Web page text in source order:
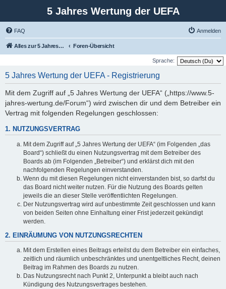
5 Jahres Wertung der UEFA
FAQ Anmelden
Alles zur 5 Jahreswertung / Tabelle der UEFA mit vielen Statistiken. Foren-Übersicht
Sprache:
5 Jahres Wertung der UEFA - Registrierung
Mit dem Zugriff auf „5 Jahres Wertung der UEFA“ („https://www.5-
jahres-wertung.de/Forum“) wird zwischen dir und dem Betreiber ein
Vertrag mit folgenden Regelungen geschlossen:
1. NUTZUNGSVERTRAG
Mit dem Zugriff auf „5 Jahres Wertung der UEFA“ (im Folgenden „das
Board“) schließt du einen Nutzungsvertrag mit dem Betreiber des
Boards ab (im Folgenden „Betreiber“) und erklärst dich mit den
nachfolgenden Regelungen einverstanden.
Wenn du mit diesen Regelungen nicht einverstanden bist, so darfst du
das Board nicht weiter nutzen. Für die Nutzung des Boards gelten
jeweils die an dieser Stelle veröffentlichten Regelungen.
Der Nutzungsvertrag wird auf unbestimmte Zeit geschlossen und kann
von beiden Seiten ohne Einhaltung einer Frist jederzeit gekündigt
werden.
2. EINRÄUMUNG VON NUTZUNGSRECHTEN
Mit dem Erstellen eines Beitrags erteilst du dem Betreiber ein einfaches,
zeitlich und räumlich unbeschränktes und unentgeltliches Recht, deinen
Beitrag im Rahmen des Boards zu nutzen.
Das Nutzungsrecht nach Punkt 2, Unterpunkt a bleibt auch nach
Kündigung des Nutzungsvertrages bestehen.